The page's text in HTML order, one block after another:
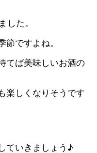
した。
節ですよね。
てば美味しいお酒の
楽しくなりそうです
ていきましょう♪